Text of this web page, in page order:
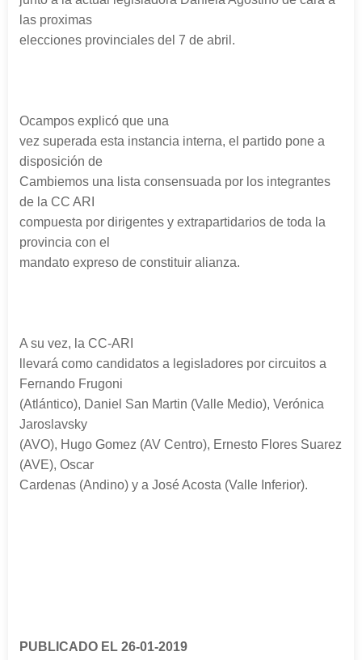
las proximas
elecciones provinciales del 7 de abril.
Ocampos explicó que una
vez superada esta instancia interna, el partido pone a
disposición de
Cambiemos una lista consensuada por los integrantes
de la CC ARI
compuesta por dirigentes y extrapartidarios de toda la
provincia con el
mandato expreso de constituir alianza.
A su vez, la CC-ARI
llevará como candidatos a legisladores por circuitos a
Fernando Frugoni
(Atlántico), Daniel San Martin (Valle Medio), Verónica
Jaroslavsky
(AVO), Hugo Gomez (AV Centro), Ernesto Flores Suarez
(AVE), Oscar
Cardenas (Andino) y a José Acosta (Valle Inferior).
PUBLICADO EL 26-01-2019